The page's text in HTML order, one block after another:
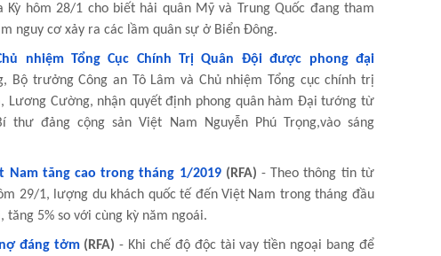
Kỳ hôm 28/1 cho biết hải quân Mỹ và Trung Quốc đang tham
nguy cơ xảy ra các lầm quân sự ở Biển Đông.
nhiệm Tổng Cục Chính Trị Quân Đội được phong đại
Bộ trưởng Công an Tô Lâm và Chủ nhiệm Tổng cục chính trị
Lương Cường, nhận quyết định phong quân hàm Đại tướng từ
thư đảng cộng sản Việt Nam Nguyễn Phú Trọng,vào sáng
Nam tăng cao trong tháng 1/2019(RFA) - Theo thông tin từ
29/1, lượng du khách quốc tế đến Việt Nam trong tháng đầu
5% so với cùng kỳ năm ngoái.
đáng tởm(RFA) - Khi chế độ độc tài vay tiền ngoại bang để